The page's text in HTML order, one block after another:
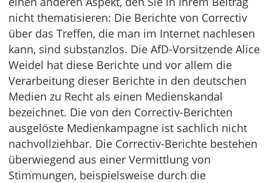
nicht thematisieren: Die Berichte von Correctiv
über das Treffen, die man im Internet nachlesen
kann, sind substanzlos. Die AfD-Vorsitzende Alice
Weidel hat diese Berichte und vor allem die
Verarbeitung dieser Berichte in den deutschen
Medien zu Recht als einen Medienskandal
bezeichnet. Die von den Correctiv-Berichten
ausgelöste Medienkampagne ist sachlich nicht
nachvollziehbar. Die Correctiv-Berichte bestehen
überwiegend aus einer Vermittlung von
Stimmungen, beispielsweise durch die